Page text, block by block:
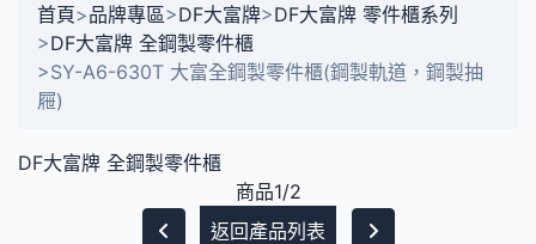
首頁>品牌專區>DF大富牌>DF大富牌 零件櫃系列
>DF大富牌 全鋼製零件櫃
>SY-A6-630T 大富全鋼製零件櫃(鋼製軌道，鋼製抽
屜)
DF大富牌 全鋼製零件櫃
商品1/2
返回產品列表